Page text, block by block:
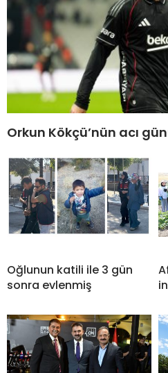
Orkun Kökçü’nün acı
Oğlunun katili ile 3 gün
sonra evlenmiş